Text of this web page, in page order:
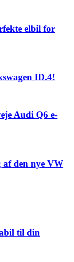
elbil for
ID.4!
Audi Q6 e-
af den nye VW
til din